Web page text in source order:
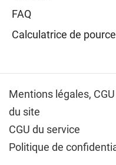
FAQ
Calculatrice de
Mentions légales,
du site
CGU du service
Politique de